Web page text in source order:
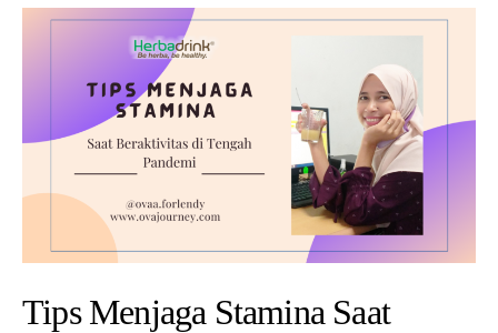
Tips Menjaga Stamina Saat